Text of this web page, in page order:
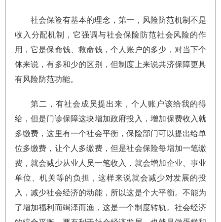
社会保险有基本的理念，第一，风险防范机制不是
收入分配机制，它强调与社会保险防范社会风险的作
用，它是保命钱、救命钱，个人账户的多少，对当下个
体来说，有多和少的区别，但制度上来说共济保障更具
有风险防范功能。
第二，有社会成员提出来，个人账户该给我的得
给，但是门诊保障这块增加政府投入，增加保费收入就
多缴费，这里有一个社会平衡，保险部门可以提出给单
位多缴费，让个人多缴费，但是社会保险每增加一笔缴
费，就会减少从业人员一笔收入，就会增加企业、事业
单位、机关等的负担，这样来说就会减少对发展的投
入，减少社会经济的动能，所以这是个大平衡。不能为
了增加福利而竭泽而渔，这是一个制度转轨。社会经济